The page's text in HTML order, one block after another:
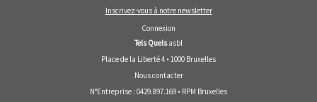
Inscrivez-vous à notre newsletter
Connexion
Tels Quelsasbl
Place de la Liberté 4 • 1000 Bruxelles
Nous contacter
N°Entreprise : 0429.897.169 • RPM Bruxelles